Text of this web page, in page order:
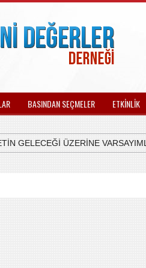
BASINDAN SEÇMELER ETKİNLİK
GELECEĞİ ÜZERİNE VARSAYIMLAR